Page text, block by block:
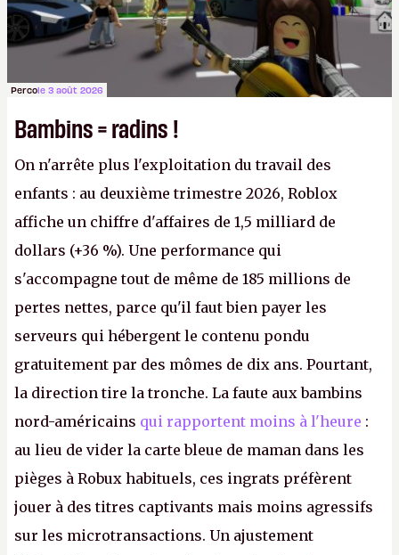
Percole 3 août 2026
Bambins = radins !
On n'arrête plus l'exploitation du travail des
enfants : au deuxième trimestre 2026, Roblox
affiche un chiffre d'affaires de 1,5 milliard de
dollars (+36 %). Une performance qui
s'accompagne tout de même de 185 millions de
pertes nettes, parce qu'il faut bien payer les
serveurs qui hébergent le contenu pondu
gratuitement par des mômes de dix ans. Pourtant,
la direction tire la tronche. La faute aux bambins
nord-américains qui rapportent moins à l'heure :
au lieu de vider la carte bleue de maman dans les
pièges à Robux habituels, ces ingrats préfèrent
jouer à des titres captivants mais moins agressifs
sur les microtransactions. Un ajustement